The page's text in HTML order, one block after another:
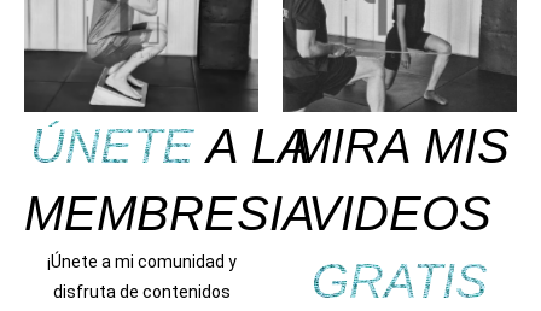
ÚNETEA LA
MEMBRESIA
¡Únete a mi comunidad y
disfruta de contenidos
MIRA MIS
VIDEOS
GRATIS